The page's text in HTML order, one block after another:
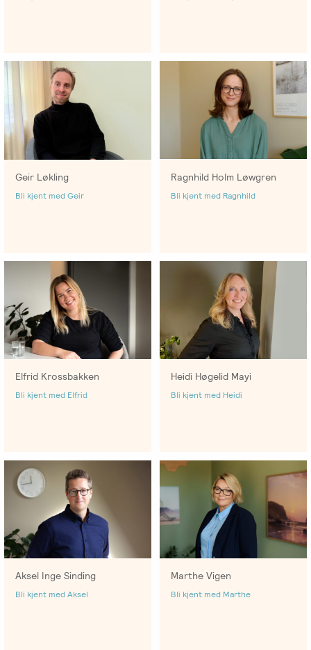
EFST
Videreutdanning
for
terapeuter
EFT-
i
parterapi
Emosjonsfokusert
foreldrekurs
Ofte
stilte
og
utdanning
Utleie
kurslokale
–
Sentralt
stilte
spørsmål
EFT
behandling
Adopsjonsrapport
terapeuter
i
Norge
Geir Løkling
Bli kjent med Geir
Ragnhild Holm Løwgren
Bli kjent med Ragnhild
Elfrid Krossbakken
Bli kjent med Elfrid
Heidi Høgelid Mayi
Bli kjent med Heidi
Aksel Inge Sinding
Bli kjent med Aksel
Marthe Vigen
Bli kjent med Marthe